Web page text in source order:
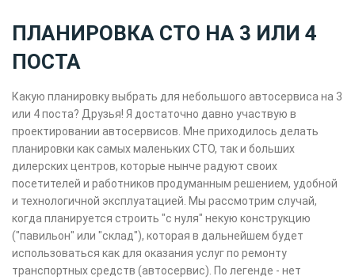
ПЛАНИРОВКА СТО НА 3 ИЛИ 4
ПОСТА
Какую планировку выбрать для небольшого автосервиса на 3
или 4 поста? Друзья! Я достаточно давно участвую в
проектировании автосервисов. Мне приходилось делать
планировки как самых маленьких СТО, так и больших
дилерских центров, которые нынче радуют своих
посетителей и работников продуманным решением, удобной
и технологичной эксплуатацией. Мы рассмотрим случай,
когда планируется строить "с нуля" некую конструкцию
("павильон" или "склад"), которая в дальнейшем будет
использоваться как для оказания услуг по ремонту
транспортных средств (автосервис). По легенде - нет